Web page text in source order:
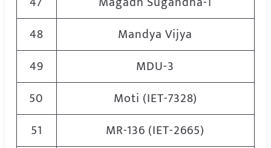
48
Mandya Vijya
49
MDU-3
50
Moti (IET-7328)
51
MR-136 (IET-2665)